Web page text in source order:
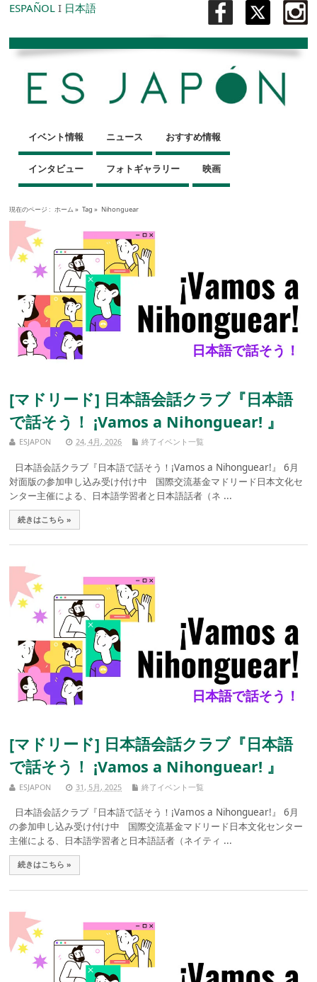
ESPAÑOL I 日本語
イベント情報 ニュース おすすめ情報
インタビュー フォトギャラリー 映画
現在のページ : ホーム » Tag » Nihonguear
[マドリード] 日本語会話クラブ『日本語
で話そう！ ¡Vamos a Nihonguear! 』
ESJAPON 24, 4月, 2026 終了イベント一覧
日本語会話クラブ『日本語で話そう！¡Vamos a Nihonguear!』 6月
対面版の参加申し込み受け付け中 国際交流基金マドリード日本文化セ
ンター主催による、日本語学習者と日本語話者（ネ ...
続きはこちら »
[マドリード] 日本語会話クラブ『日本語
で話そう！ ¡Vamos a Nihonguear! 』
ESJAPON 31, 5月, 2025 終了イベント一覧
日本語会話クラブ『日本語で話そう！¡Vamos a Nihonguear!』 6月
の参加申し込み受け付け中 国際交流基金マドリード日本文化センター
主催による、日本語学習者と日本語話者（ネイティ ...
続きはこちら »